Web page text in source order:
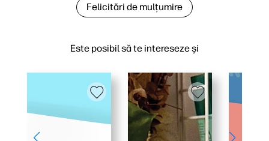
Este posibil să te intereseze și
Felicitări de mulțumire